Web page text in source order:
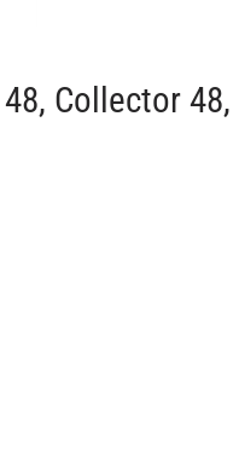
Collector